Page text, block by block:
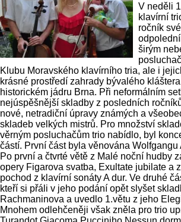
V neděli
klavírní
ročník
širým
Klubu Moravského klavírního tria, ale i
krásné prostředí zahrady bývalého
historickém jádru Brna. Při neformálním
nejúspěšnější skladby z posledních
nové, netradiční úpravy známých a
skladeb velkých mistrů. Pro množství
věrným posluchačům trio nabídlo, byl
částí. První část byla věnována Wolfgangu
Po první a čtvrté větě z Malé noční hudby
opery Figarova svatba, Exultate jubilate a
pochod z klavírní sonáty A dur. Ve druhé
kteří si přáli v jeho podání opět slyšet
Rachmaninova a uvedlo 1.větu z jeho
Mnohem odlehčeněji však zněla pro trio